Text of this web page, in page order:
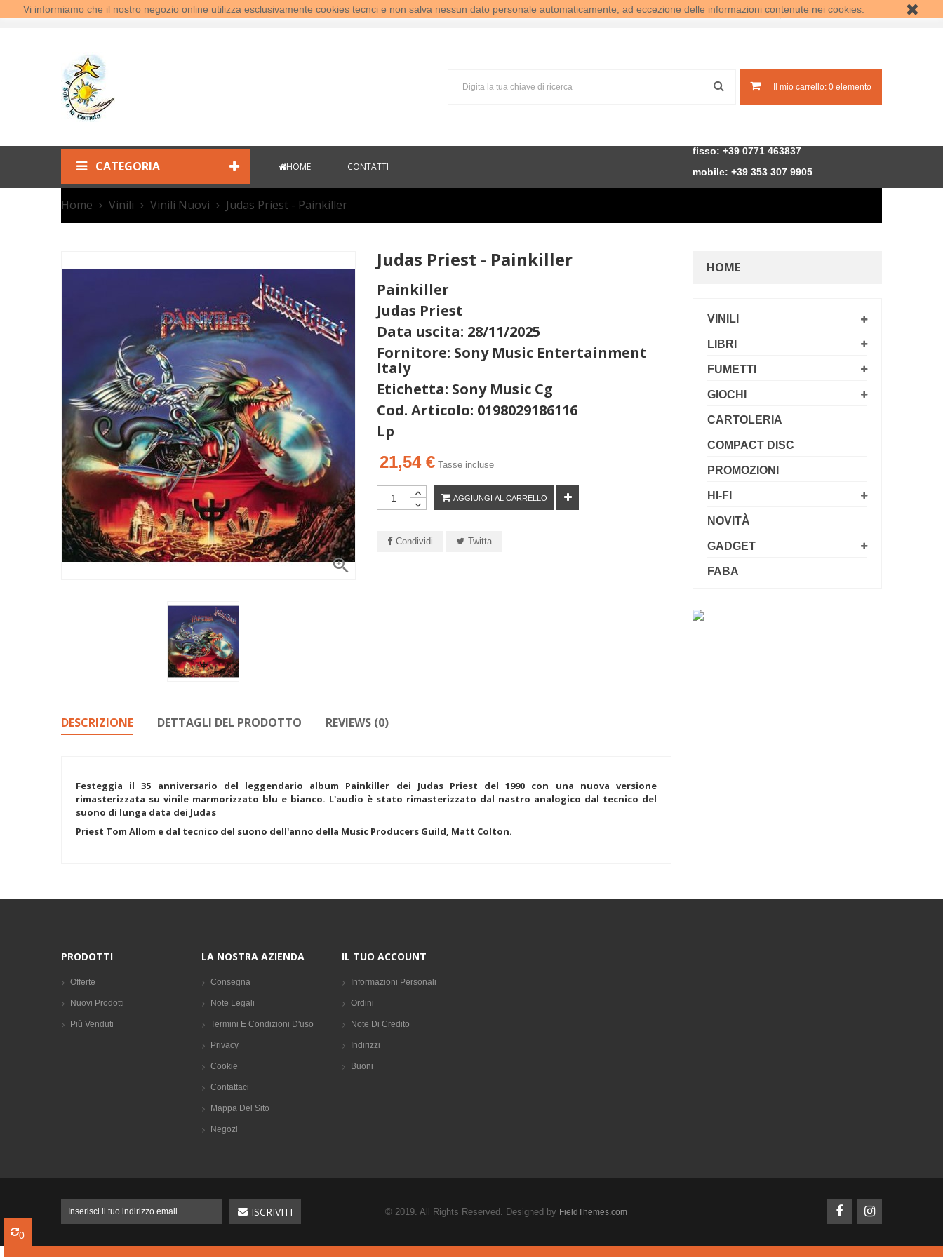
Vi informiamo che il nostro negozio online utilizza esclusivamente cookies tecnci e non salva nessun dato personale automaticamente, ad eccezione delle informazioni contenute nei cookies.
Benvenuti al Sole e la Cometa! Accedi Crea un account
Il mio carrello: 0 elemento
CATEGORIA HOME CONTATTI
fisso: +39 0771 463837
mobile: +39 353 307 9905
Home Vinili Vinili Nuovi Judas Priest - Painkiller

Judas Priest - Painkiller
Painkiller
Judas Priest
Data uscita: 28/11/2025
Fornitore: Sony Music Entertainment
Italy
Etichetta: Sony Music Cg
Cod. Articolo: 0198029186116
Lp
21,54 € Tasse incluse
AGGIUNGI AL CARRELLO
0
Condividi Twitta
DESCRIZIONE DETTAGLI DEL PRODOTTO REVIEWS (0)
Festeggia il 35 anniversario del leggendario album Painkiller dei Judas Priest del 1990 con una nuova versione
rimasterizzata su vinile marmorizzato blu e bianco. L'audio è stato rimasterizzato dal nastro analogico dal tecnico del
suono di lunga data dei Judas
Priest Tom Allom e dal tecnico del suono dell'anno della Music Producers Guild, Matt Colton.
HOME
VINILI
LIBRI
FUMETTI
GIOCHI
CARTOLERIA
COMPACT DISC
PROMOZIONI
HI-FI
NOVITÀ
GADGET
FABA
PRODOTTI
Offerte
Nuovi Prodotti
Più Venduti
LA NOSTRA AZIENDA
Consegna
Note Legali
Termini E Condizioni D'uso
Privacy
Cookie
Contattaci
Mappa Del Sito
Negozi
IL TUO ACCOUNT
Informazioni Personali
Ordini
Note Di Credito
Indirizzi
Buoni
© 2019. All Rights Reserved. Designed by FieldThemes.com
0